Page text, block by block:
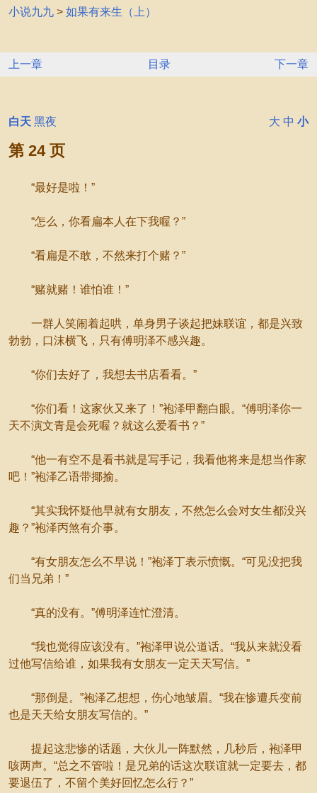
小说九九 > 如果有来生（上）
上一章 目录 下一章
白天 黑夜 大 中 小
第 24 页
“最好是啦！”
“怎么，你看扁本人在下我喔？”
“看扁是不敢，不然来打个赌？”
“赌就赌！谁怕谁！”
一群人笑闹着起哄，单身男子谈起把妹联谊，都是兴致
勃勃，口沫横飞，只有傅明泽不感兴趣。
“你们去好了，我想去书店看看。”
“你们看！这家伙又来了！”袍泽甲翻白眼。“傅明泽你一
天不演文青是会死喔？就这么爱看书？”
“他一有空不是看书就是写手记，我看他将来是想当作家
吧！”袍泽乙语带揶揄。
“其实我怀疑他早就有女朋友，不然怎么会对女生都没兴
趣？”袍泽丙煞有介事。
“有女朋友怎么不早说！”袍泽丁表示愤慨。“可见没把我
们当兄弟！”
“真的没有。”傅明泽连忙澄清。
“我也觉得应该没有。”袍泽甲说公道话。“我从来就没看
过他写信给谁，如果我有女朋友一定天天写信。”
“那倒是。”袍泽乙想想，伤心地皱眉。“我在惨遭兵变前
也是天天给女朋友写信的。”
提起这悲惨的话题，大伙儿一阵默然，几秒后，袍泽甲
咳两声。“总之不管啦！是兄弟的话这次联谊就一定要去，都
要退伍了，不留个美好回忆怎么行？”